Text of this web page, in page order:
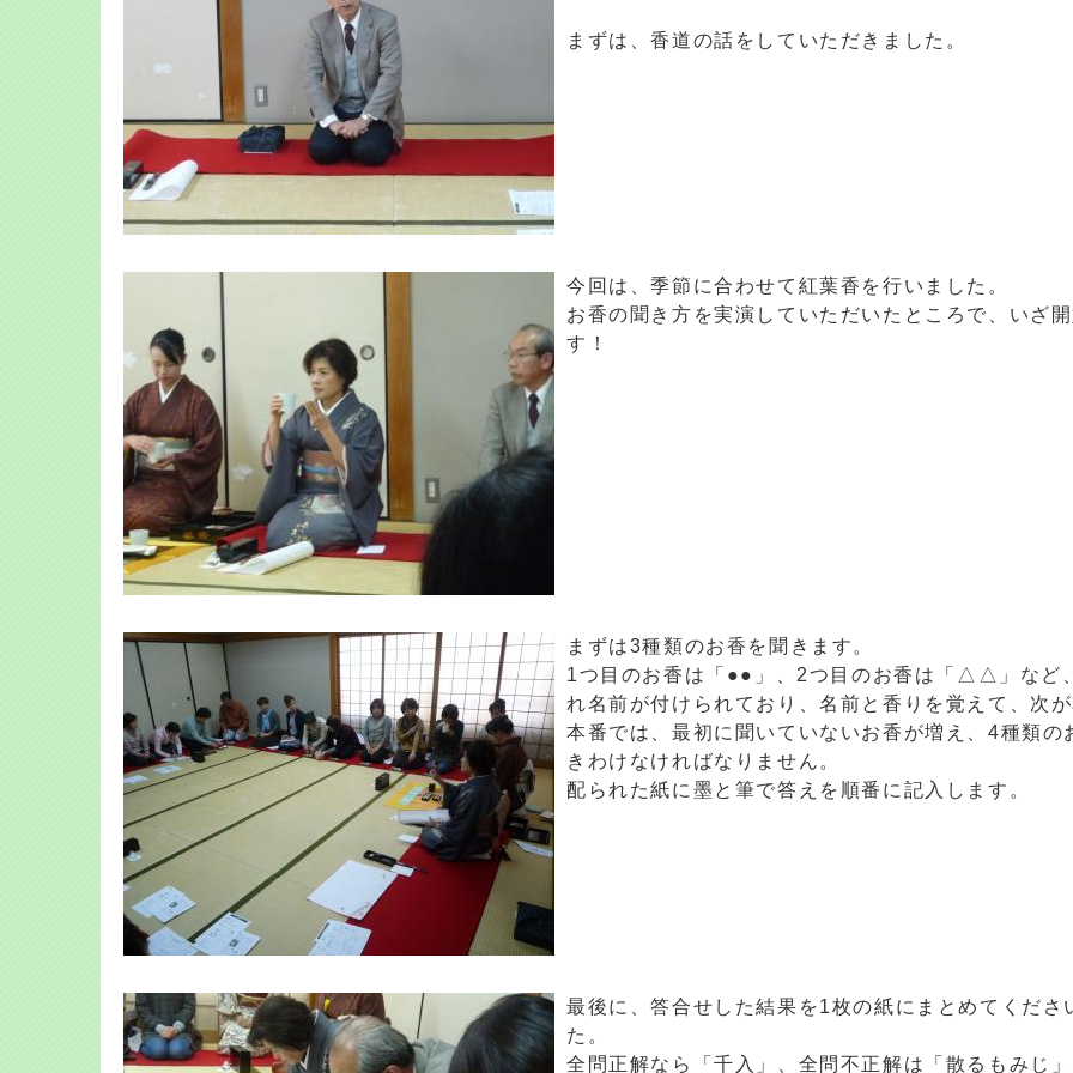
まずは、香道の話をしていただきました。
今回は、季節に合わせて紅葉香を行いました。
お香の聞き方を実演していただいたところで、いざ
す！
まずは3種類のお香を聞きます。
1つ目のお香は「●●」、2つ目のお香は「△△」など
れ名前が付けられており、名前と香りを覚えて、次
本番では、最初に聞いていないお香が増え、4種類の
きわけなければなりません。
配られた紙に墨と筆で答えを順番に記入します。
最後に、答合せした結果を1枚の紙にまとめてくださ
た。
全問正解なら「千入」、全問不正解は「散るもみじ